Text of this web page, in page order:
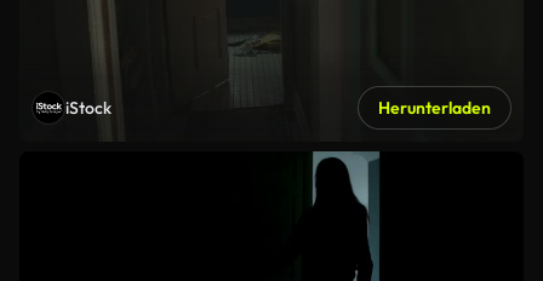
iStock Herunterladen